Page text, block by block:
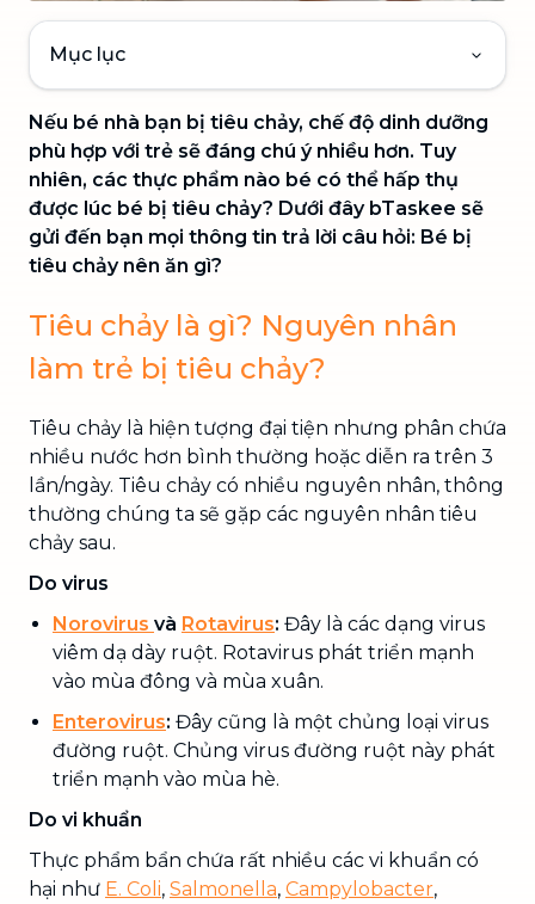
Mục lục
Nếu bé nhà bạn bị tiêu chảy, chế độ dinh dưỡng
phù hợp với trẻ sẽ đáng chú ý nhiều hơn. Tuy
nhiên, các thực phẩm nào bé có thể hấp thụ
được lúc bé bị tiêu chảy? Dưới đây bTaskee sẽ
gửi đến bạn mọi thông tin trả lời câu hỏi: Bé bị
tiêu chảy nên ăn gì?
Tiêu chảy là gì? Nguyên nhân
làm trẻ bị tiêu chảy?
Tiêu chảy là hiện tượng đại tiện nhưng phân chứa
nhiều nước hơn bình thường hoặc diễn ra trên 3
lần/ngày. Tiêu chảy có nhiều nguyên nhân, thông
thường chúng ta sẽ gặp các nguyên nhân tiêu
chảy sau.
Do virus
Norovirus và Rotavirus: Đây là các dạng virus
viêm dạ dày ruột. Rotavirus phát triển mạnh
vào mùa đông và mùa xuân.
Enterovirus: Đây cũng là một chủng loại virus
đường ruột. Chủng virus đường ruột này phát
triển mạnh vào mùa hè.
Do vi khuẩn
Thực phẩm bẩn chứa rất nhiều các vi khuẩn có
hại như E. Coli, Salmonella, Campylobacter,